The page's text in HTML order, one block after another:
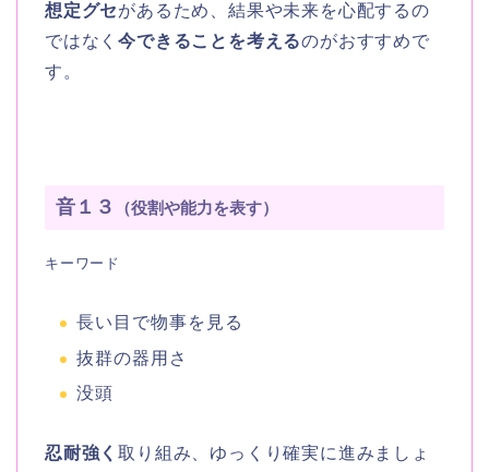
想定グセがあるため、結果や未来を心配するの
ではなく今できることを考えるのがおすすめで
す。
音１３ （役割や能力を表す）
キーワード
長い目で物事を見る
抜群の器用さ
没頭
忍耐強く取り組み、ゆっくり確実に進みましょ